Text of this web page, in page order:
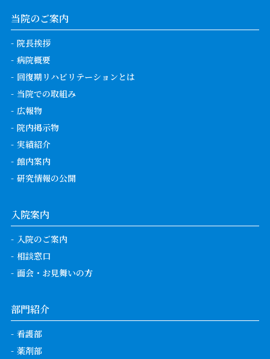
当院のご案内
院長挨拶
病院概要
回復期リハビリテーションとは
当院での取組み
広報物
院内掲示物
実績紹介
館内案内
研究情報の公開
入院案内
入院のご案内
相談窓口
面会・お見舞いの方
部門紹介
看護部
薬剤部